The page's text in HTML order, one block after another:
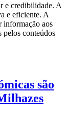
e credibilidade. A
e eficiente. A
informação aos
pelos conteúdos
são